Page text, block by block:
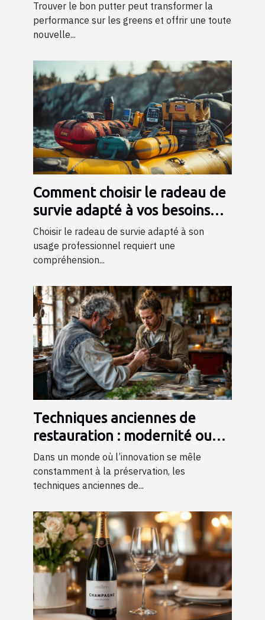
Trouver le bon putter peut transformer la
performance sur les greens et offrir une toute
nouvelle...
Comment choisir le radeau de
survie adapté à vos besoins
professionnels ?
Choisir le radeau de survie adapté à son
usage professionnel requiert une
compréhension...
Techniques anciennes de
restauration : modernité ou
tradition ?
Dans un monde où l’innovation se mêle
constamment à la préservation, les
techniques anciennes de...